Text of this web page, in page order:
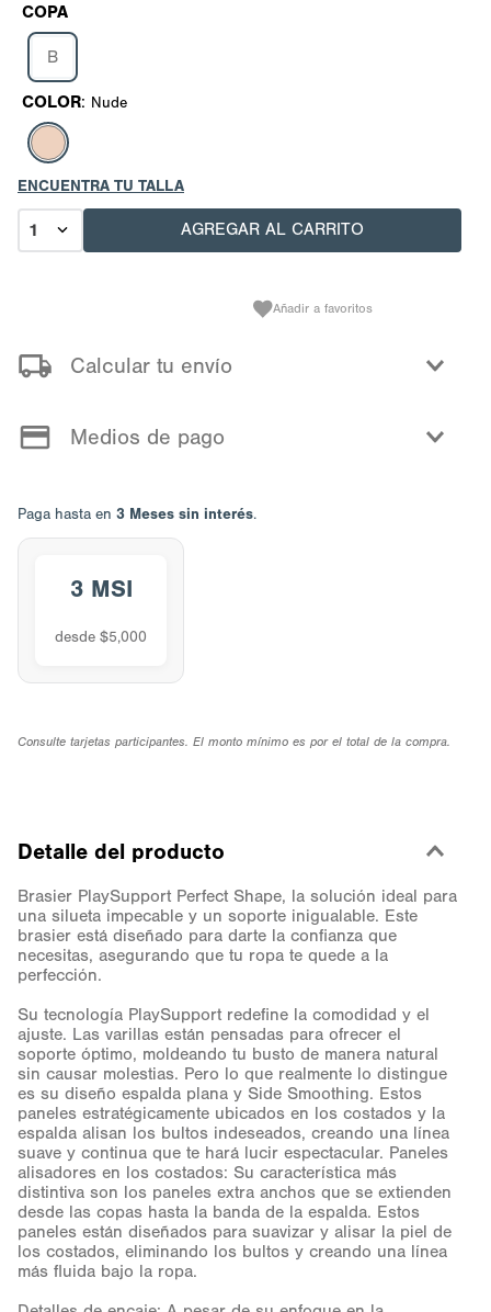
COPA
B
COLOR: Nude
ENCUENTRA TU TALLA
1 AGREGAR AL CARRITO
Calcular tu envío
Medios de pago
Paga hasta en 3 Meses sin interés.
3 MSI
desde $5,000
Consulte tarjetas participantes. El monto mínimo es por el total de la compra.
Detalle del producto
Brasier PlaySupport Perfect Shape, la solución ideal para
una silueta impecable y un soporte inigualable. Este
brasier está diseñado para darte la confianza que
necesitas, asegurando que tu ropa te quede a la
perfección.
Su tecnología PlaySupport redefine la comodidad y el
ajuste. Las varillas están pensadas para ofrecer el
soporte óptimo, moldeando tu busto de manera natural
sin causar molestias. Pero lo que realmente lo distingue
es su diseño espalda plana y Side Smoothing. Estos
paneles estratégicamente ubicados en los costados y la
espalda alisan los bultos indeseados, creando una línea
suave y continua que te hará lucir espectacular. Paneles
alisadores en los costados: Su característica más
distintiva son los paneles extra anchos que se extienden
desde las copas hasta la banda de la espalda. Estos
paneles están diseñados para suavizar y alisar la piel de
los costados, eliminando los bultos y creando una línea
más fluida bajo la ropa.